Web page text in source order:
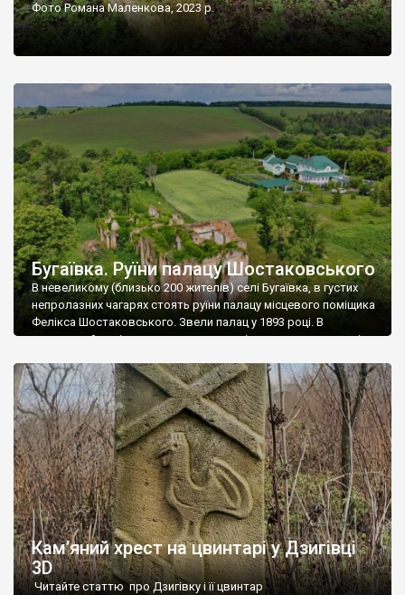
Фото Романа Маленкова, 2023 р.
Бугаївка. Руїни палацу Шостаковського
В невеликому (близько 200 жителів) селі Бугаївка, в густих
непролазних чагарях стоять руїни палацу місцевого поміщика
Фелікса Шостаковського. Звели палац у 1893 році. В
радянський період у ньому спочатку містилася школа, потім
століття тут розмістили туберкульозну лікарню. Коли із
палацу виїхала лікарня – ми точно не […]
Кам’яний хрест на цвинтарі у Дзигівці
3D
Читайте статтю про Дзигівку і її цвинтар